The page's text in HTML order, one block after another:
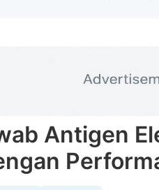
Antigen